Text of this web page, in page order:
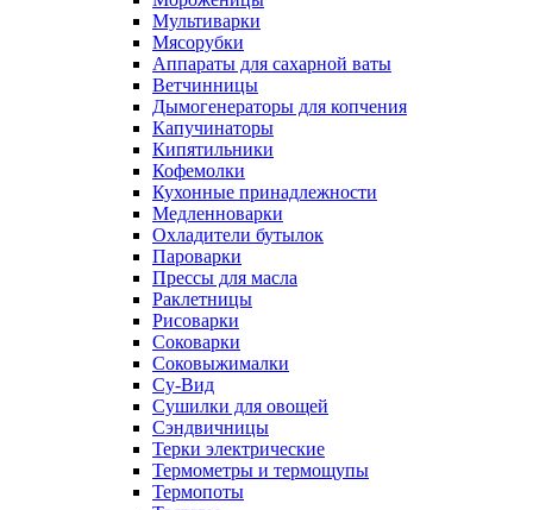
Мультиварки
Мясорубки
Аппараты для сахарной ваты
Ветчинницы
Дымогенераторы для копчения
Капучинаторы
Кипятильники
Кофемолки
Кухонные принадлежности
Медленноварки
Охладители бутылок
Пароварки
Прессы для масла
Раклетницы
Рисоварки
Соковарки
Соковыжималки
Су-Вид
Сушилки для овощей
Сэндвичницы
Терки электрические
Термометры и термощупы
Термопоты